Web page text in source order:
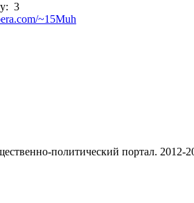
3
~15Muh
политический портал. 2012-